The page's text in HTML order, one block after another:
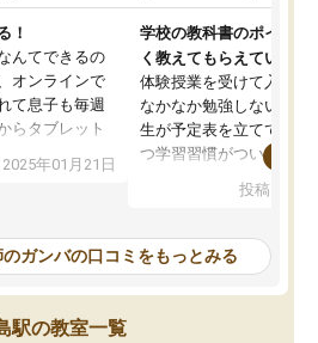
！
んてできるの
オンラインで
て息子も毎週
らタブレット
うになりまし
のもとても気
は平均点以上の
あと1年受験ま
室を使用しな
います！
年01月21日
学校の教科書のポイント
く教えてもらえている
体験授業を受けて入塾し
なかなか勉強しない息子
生が予定表を立ててくれ
つ学習習慣がついてきま
指導が無い日も予定表
問できるのでとても助か
投稿日：
ガンバの口コミをもっとみる
駅の教室一覧